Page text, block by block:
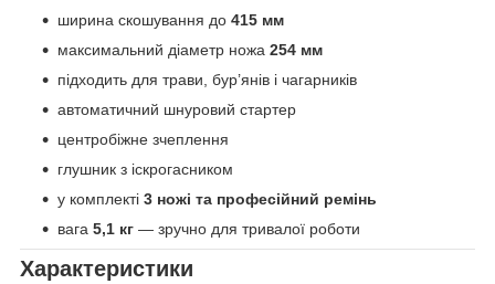
ширина скошування до 415 мм
максимальний діаметр ножа 254 мм
підходить для трави, бур’янів і чагарників
автоматичний шнуровий стартер
центробіжне зчеплення
глушник з іскрогасником
у комплекті 3 ножі та професійний ремінь
вага 5,1 кг — зручно для тривалої роботи
Характеристики